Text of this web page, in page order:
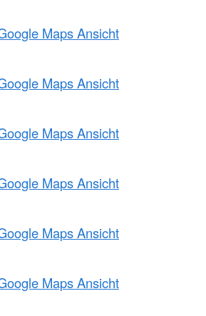
Maps Ansicht
Maps Ansicht
Maps Ansicht
Maps Ansicht
Maps Ansicht
Maps Ansicht